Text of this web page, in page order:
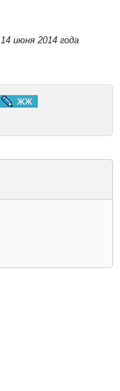
14 июня 2014 года